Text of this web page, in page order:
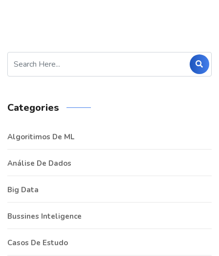
Categories
Algoritimos De ML
Análise De Dados
Big Data
Bussines Inteligence
Casos De Estudo